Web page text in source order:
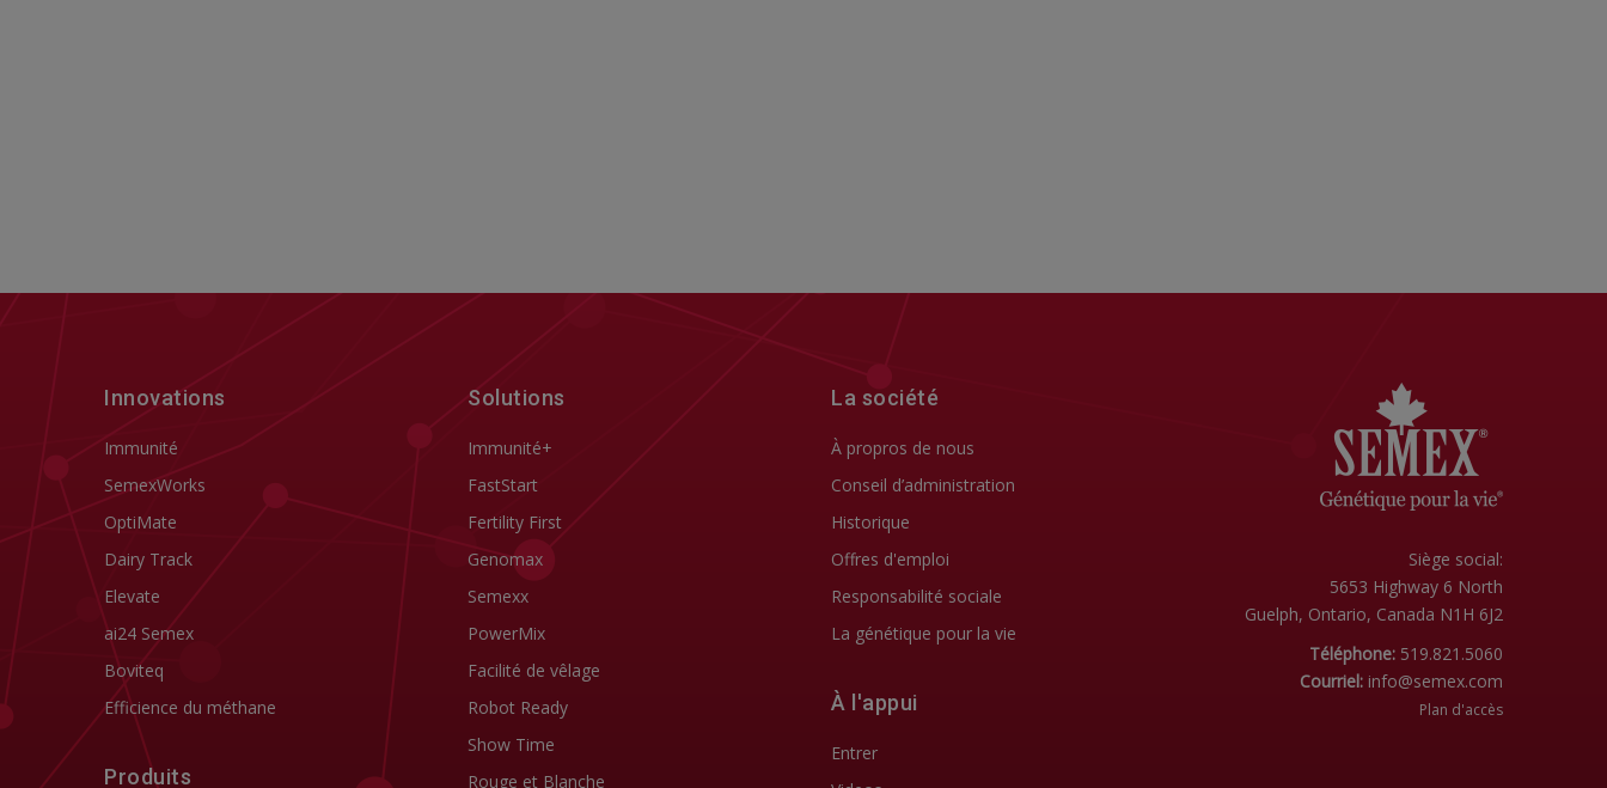
Innovations
Immunité
SemexWorks
OptiMate
Dairy Track
Elevate
ai24 Semex
Boviteq
Efficience du méthane
Produits
Solutions
Immunité+
FastStart
Fertility First
Genomax
Semexx
PowerMix
Facilité de vêlage
Robot Ready
Show Time
Rouge et Blanche
La société
À propros de nous
Conseil d’administration
Historique
Offres d'emploi
Responsabilité sociale
La génétique pour la vie
À l'appui
Entrer
Siège social:
5653 Highway 6 North
Guelph, Ontario, Canada N1H 6J2
Téléphone:519.821.5060
Courriel: info@semex.com
Plan d'accès